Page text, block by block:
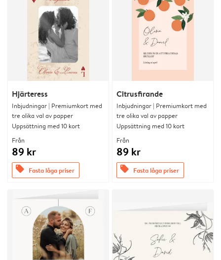
Hjärteress
Inbjudningar | Premiumkort med
tre olika val av papper
Uppsättning med 10 kort
Från
89 kr
offers Fasta låga priser
Citrusfirande
Inbjudningar | Premiumkort med
tre olika val av papper
Uppsättning med 10 kort
Från
89 kr
offers Fasta låga priser